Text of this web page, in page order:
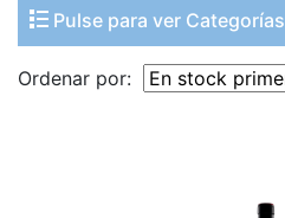
Pulse para ver Categorías
Ordenar por: